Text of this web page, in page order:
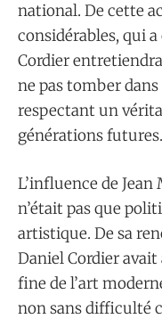
national. De cette
considérables, qui
Cordier
ne pas tomber
respectant un
générations futures.
L’influence de
n’était pas que
artistique. De sa
Daniel Cordier
fine de l’art
non sans difficulté